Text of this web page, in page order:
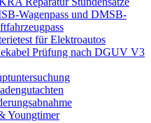
Wagenpass und DMSB-
für Elektroautos
Prüfung nach DGUV V3
Youngtimer